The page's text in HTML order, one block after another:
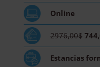
por
de
Haya
Online
2976,00$
Estancias